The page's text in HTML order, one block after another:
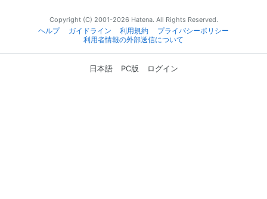
Copyright (C) 2001-2026 Hatena. All Rights Reserved.
ヘルプ
ガイドライン 利用規約
プライバシーポリシー
利用者情報の外部送信について
日本語 PC版 ログイン